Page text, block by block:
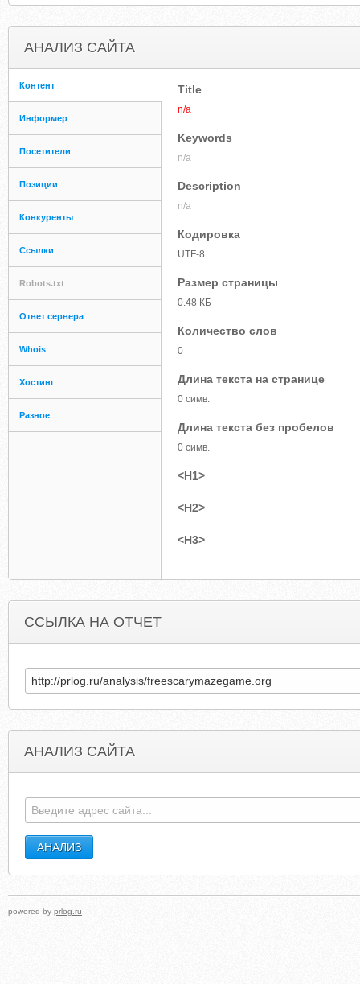
АНАЛИЗ САЙТА
Контент
Информер
Посетители
Позиции
Конкуренты
Ссылки
Robots.txt
Ответ сервера
Whois
Хостинг
Разное
Title
n/a
Keywords
n/a
Description
n/a
Кодировка
UTF-8
Размер страницы
0.48 КБ
Количество слов
0
Длина текста на странице
0 симв.
Длина текста без пробелов
0 симв.
<H1>
<H2>
<H3>
ССЫЛКА НА ОТЧЕТ
АНАЛИЗ САЙТА
powered by prlog.ru